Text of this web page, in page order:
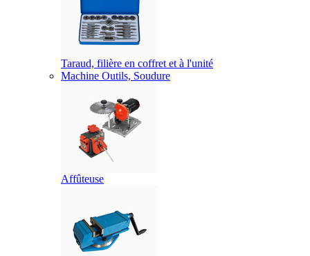
Taraud, filière en coffret et à l'unité
Machine Outils, Soudure
Affûteuse